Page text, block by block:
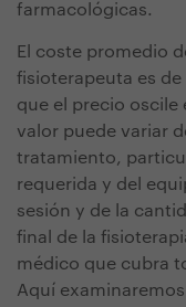
farmacológicas.
El coste promedio
fisioterapeuta es
que el precio
valor puede variar
tratamiento,
requerida y del
sesión y de la
final de la
médico que cubra
Aquí